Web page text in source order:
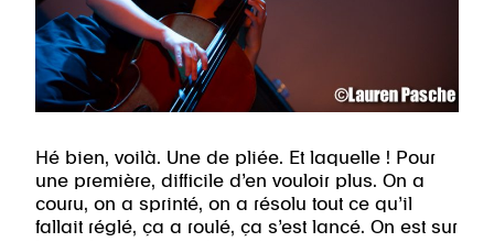
Hé bien, voilà. Une de pliée. Et laquelle ! Pour
une première, difficile d’en vouloir plus. On a
couru, on a sprinté, on a résolu tout ce qu’il
fallait réglé, ça a roulé, ça s’est lancé. On est sur